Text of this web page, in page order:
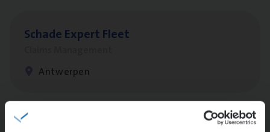
Scha­de Expert Fleet
Antwerpen